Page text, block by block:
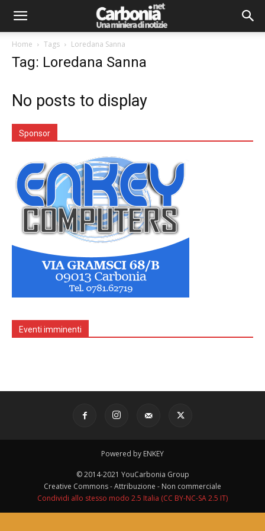
Home Tags Loredana Sanna
Tag: Loredana Sanna
No posts to display
Sponsor
Eventi imminenti
Powered by ENKEY
© 2014-2021 YouCarbonia Group
Creative Commons - Attribuzione - Non commerciale
Condividi allo stesso modo 2.5 Italia (CC BY-NC-SA 2.5 IT)